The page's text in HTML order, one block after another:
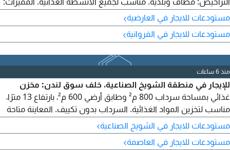
مدخل تحميل خاص، مصعد تحميل، مداخل درج، ثلاجات جاهزة، وجاهز
للتشغيل مباشرة. للإيجار.
مستودعات للايجار في العارضية›
مستودعات للايجار في الفروانية›
منذ 6 ساعات
للإيجار في منطقة الشويخ الصناعية، خلف سوق لندن: مخزن
غذائي بمساحة سرداب 800 م² وطابق أرضي 600 م²، بارتفاع 13 مترًا،
مناسب لتخزين المواد الغذائية. السرداب بدون تكييف. المعاينة متاحة
قبل الساعة 4 مساءً.
مستودعات للايجار في الشويخ الصناعية›
مستودعات للايجار في العاصمة›